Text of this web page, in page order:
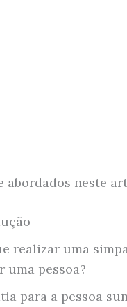
abordados neste
realizar uma
uma pessoa?
para a pessoa